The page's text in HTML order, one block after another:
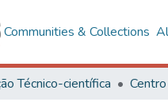
Communities & Collections
Técnico-científica